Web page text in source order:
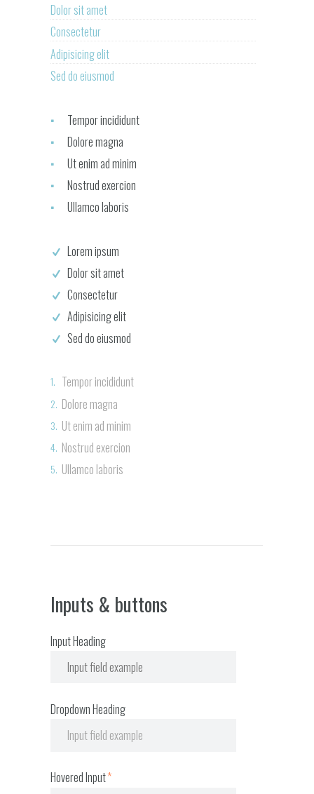
Dolor sit amet
Consectetur
Adipisicing elit
Sed do eiusmod
Tempor incididunt
Dolore magna
Ut enim ad minim
Nostrud exercion
Ullamco laboris
Lorem ipsum
Dolor sit amet
Consectetur
Adipisicing elit
Sed do eiusmod
Tempor incididunt
Dolore magna
Ut enim ad minim
Nostrud exercion
Ullamco laboris
Inputs & buttons
Input Heading
Dropdown Heading
Hovered Input